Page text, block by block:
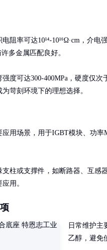
阻率可达10¹⁴-10¹⁶Ω·cm，介
多金属匹配良好。
度可达300-400MPa，硬度仅
苛刻环境下的理想选择。
应用场景，用于IGBT模块、功
柱或支撑件，如断路器、互感
用。
日常维护主
乙醇，避免